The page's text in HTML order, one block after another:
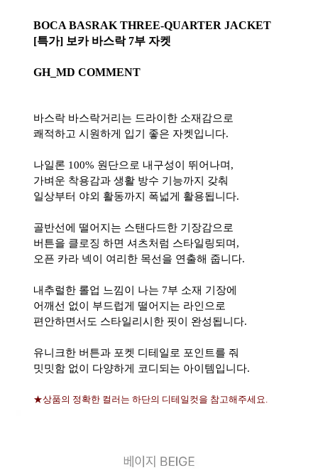
BOCA BASRAK THREE-QUARTER JACKET
[특가] 보카 바스락 7부 자켓
GH_MD COMMENT
바스락 바스락거리는 드라이한 소재감으로
쾌적하고 시원하게 입기 좋은 자켓입니다.
나일론 100% 원단으로 내구성이 뛰어나며,
가벼운 착용감과 생활 방수 기능까지 갖춰
일상부터 야외 활동까지 폭넓게 활용됩니다.
골반선에 떨어지는 스탠다드한 기장감으로
버튼을 클로징 하면 셔츠처럼 스타일링되며,
오픈 카라 넥이 여리한 목선을 연출해 줍니다.
내추럴한 롤업 느낌이 나는 7부 소재 기장에
어깨선 없이 부드럽게 떨어지는 라인으로
편안하면서도 스타일리시한 핏이 완성됩니다.
유니크한 버튼과 포켓 디테일로 포인트를 줘
밋밋함 없이 다양하게 코디되는 아이템입니다.
★상품의 정확한 컬러는 하단의 디테일컷을 참고해주세요.